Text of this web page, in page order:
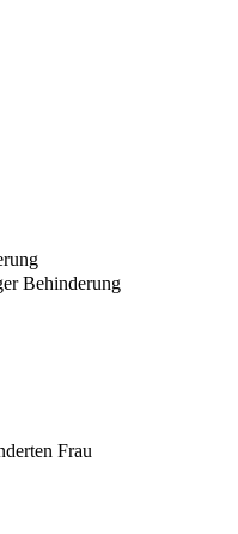
Behinderung
Frau